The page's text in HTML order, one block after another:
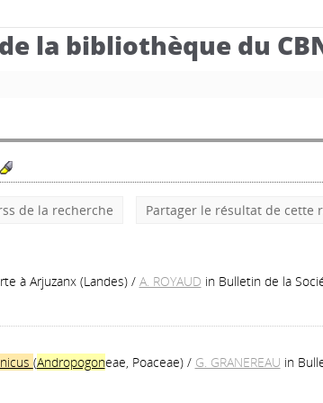
la bibliothèque du
de la recherche Partager le résultat de cette
à Arjuzanx (Landes)/ A. ROYAUD in Bulletin de la
(Andropogoneae, Poaceae)/ G. GRANEREAU in